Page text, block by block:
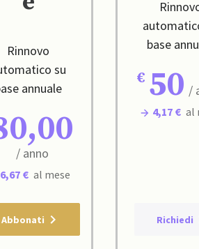
Rinnovo
su
annuale
/ anno
6,67 € al mese
Abbonati
base
50 /
4,17 € al
Richiedi